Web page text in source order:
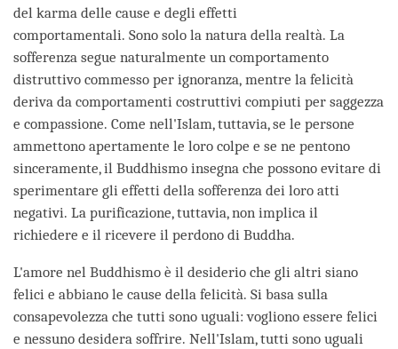
del karma delle cause e degli effetti
comportamentali. Sono solo la natura della realtà. La
sofferenza segue naturalmente un comportamento
distruttivo commesso per ignoranza, mentre la felicità
deriva da comportamenti costruttivi compiuti per saggezza
e compassione. Come nell'Islam, tuttavia, se le persone
ammettono apertamente le loro colpe e se ne pentono
sinceramente, il Buddhismo insegna che possono evitare di
sperimentare gli effetti della sofferenza dei loro atti
negativi. La purificazione, tuttavia, non implica il
richiedere e il ricevere il perdono di Buddha.
L'amore nel Buddhismo è il desiderio che gli altri siano
felici e abbiano le cause della felicità. Si basa sulla
consapevolezza che tutti sono uguali: vogliono essere felici
e nessuno desidera soffrire. Nell'Islam, tutti sono uguali